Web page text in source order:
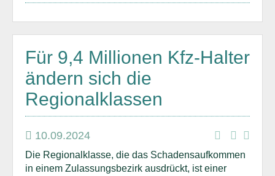
Für 9,4 Millionen Kfz-Halter
ändern sich die
Regionalklassen
10.09.2024
Die Regionalklasse, die das Schadensaufkommen
in einem Zulassungsbezirk ausdrückt, ist einer